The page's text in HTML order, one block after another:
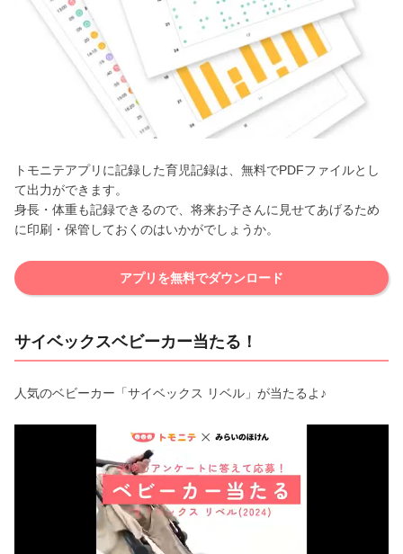
トモニテアプリに記録した育児記録は、無料でPDFファイルとし
て出力ができます。
身長・体重も記録できるので、将来お子さんに見せてあげるため
に印刷・保管しておくのはいかがでしょうか。
アプリを無料でダウンロード
サイベックスベビーカー当たる！
人気のベビーカー「サイベックス リベル」が当たるよ♪